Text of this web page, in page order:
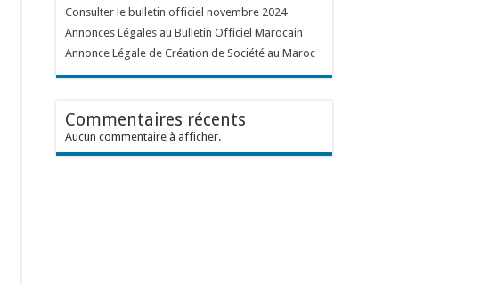
Consulter le bulletin officiel novembre 2024
Annonces Légales au Bulletin Officiel Marocain
Annonce Légale de Création de Société au Maroc
Commentaires récents
Aucun commentaire à afficher.